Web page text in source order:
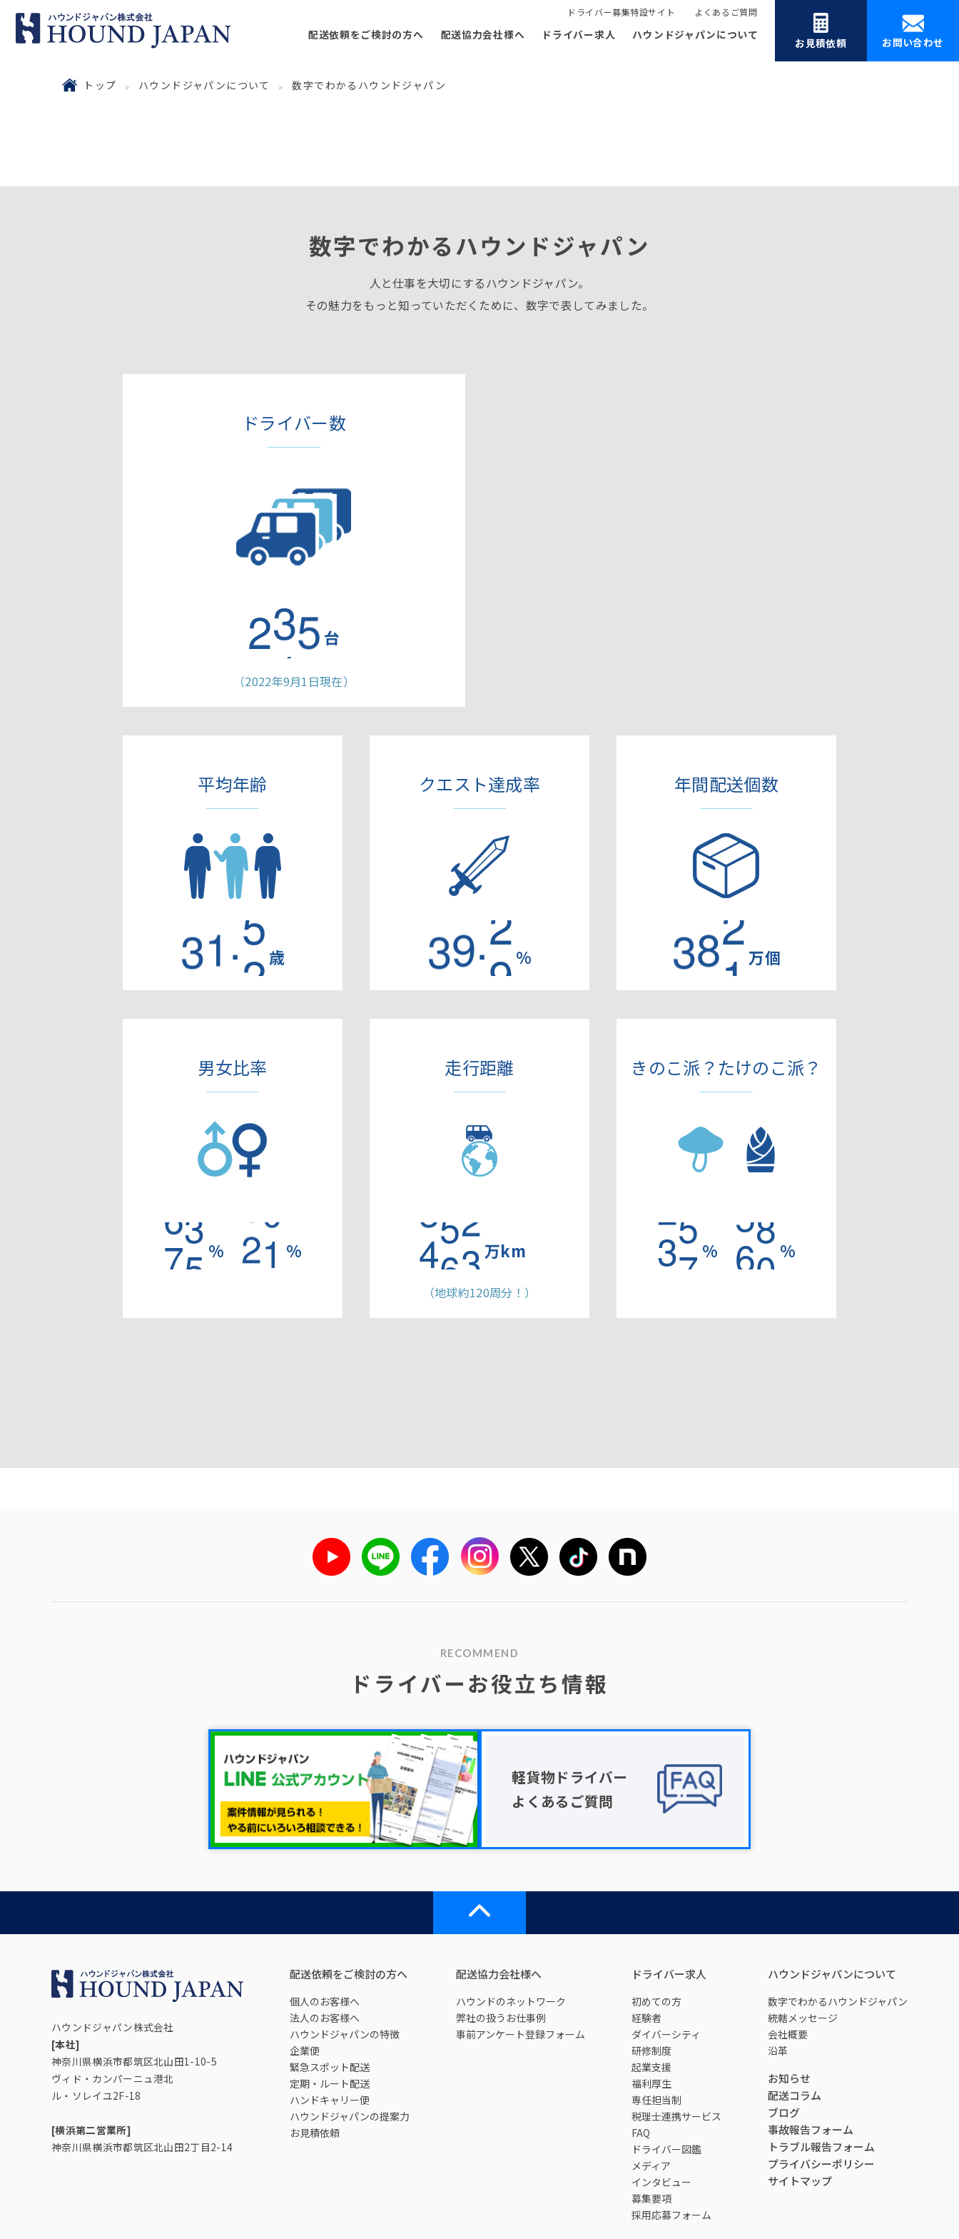
ドライバー募集特設サイト よくあるご質問
配送依頼をご検討の方へ 配送協力会社様へ ドライバー求人 ハウンドジャパンについて
お見積依頼 お問い合わせ
トップ ハウンドジャパンについて 数字でわかるハウンドジャパン
数字でわかるハウンドジャパン
人と仕事を大切にするハウンドジャパン。
その魅力をもっと知っていただくために、 数字で表してみました。
ドライバー数
243 台
（2022年9⽉1⽇現在）
平均年齢
32.6 歳
クエスト達成率
30.2 %
年間配送個数
396 万個
男女比率
78 % 22 %
走行距離
480 万km
（地球約120周分！）
きのこ派？たけのこ派？
38 % 62 %
RECOMMEND
ドライバーお役立ち情報
軽貨物ドライバー
よくあるご質問
ハウンドジャパン株式会社
[本社]
神奈川県横浜市都筑区北山田1-10-5
ヴィド・カンパーニュ港北
ル・ソレイユ2F-18
[横浜第二営業所]
神奈川県横浜市都筑区北山田2丁目2-14
配送依頼をご検討の方へ
個人のお客様へ
法人のお客様へ
ハウンドジャパンの特徴
企業便
緊急スポット配送
定期・ルート配送
ハンドキャリー便
ハウンドジャパンの提案力
お見積依頼
配送協力会社様へ
ハウンドのネットワーク
弊社の扱うお仕事例
事前アンケート登録フォーム
ドライバー求人
初めての方
経験者
ダイバーシティ
研修制度
起業支援
福利厚生
専任担当制
税理士連携サービス
FAQ
ドライバー図鑑
メディア
インタビュー
募集要項
採用応募フォーム
ハウンドジャパンについて
数字でわかるハウンドジャパン
統轄メッセージ
会社概要
沿革
お知らせ
配送コラム
ブログ
事故報告フォーム
トラブル報告フォーム
プライバシーポリシー
サイトマップ